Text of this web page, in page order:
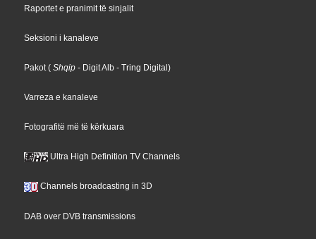
Raportet e pranimit të sinjalit
Seksioni i kanaleve
Pakot( Shqip - Digit Alb - Tring Digital)
Varreza e kanaleve
Fotografitë më të kërkuara
Ultra High Definition TV Channels
Channels broadcasting in 3D
DAB over DVB transmissions